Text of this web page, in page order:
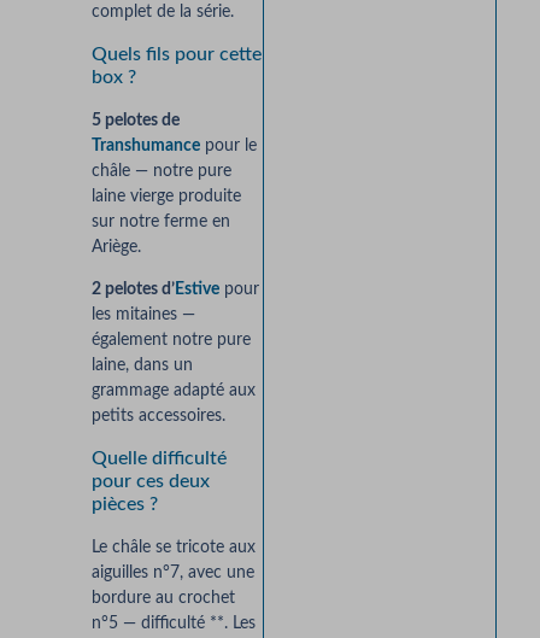
complet de la série.
Quels fils pour cette
box ?
5 pelotes de
Transhumancepour le
châle — notre pure
laine vierge produite
sur notre ferme en
Ariège.
2 pelotes d’Estivepour
les mitaines —
également notre pure
laine, dans un
grammage adapté aux
petits accessoires.
Quelle difficulté
pour ces deux
pièces ?
Le châle se tricote aux
aiguilles n°7, avec une
bordure au crochet
n°5 — difficulté **. Les